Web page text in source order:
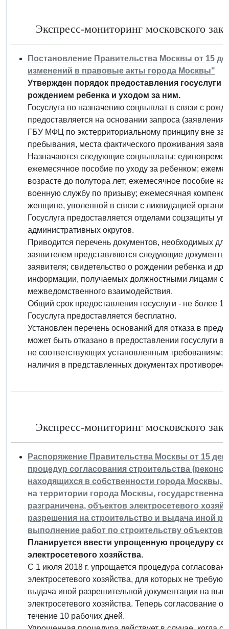
Экспресс-мониторинг московского
Постановление Правительства Москвы от 15
изменений в правовые акты города Москвы"
Утвержден порядок предоставления госуслуги
рождением ребенка и уходом за ним.
Госуслуга по назначению соцвыплат в связи с
предоставляется на основании запроса
ГБУ МФЦ по экстерриториальному принципу вне
пребывания, места фактического проживания
Назначаются следующие соцвыплаты:
ежемесячное пособие по уходу за ребенком;
возрасте до полутора лет; ежемесячное пособие
военную службу по призыву; ежемесячная
женщине, уволенной в связи с ликвидацией
Госуслуга предоставляется отделами соцзащиты
административных округов.
Приводится перечень документов, необходимых
заявителем представляются следующие
заявителя; свидетельство о рождении ребенка и
информации, получаемых должностными лицами
межведомственного взаимодействия.
Общий срок предоставления госуслуги - не более
Госуслуга предоставляется бесплатно.
Установлен перечень оснований для отказа в
может быть отказано в предоставлении госуслуги
не соответствующих установленным требованиям;
наличия в представленных документах
Экспресс-мониторинг московского
Распоряжение Правительства Москвы от 15
процедур согласования строительства
находящихся в собственности города Москвы,
на территории города Москвы,
разграничена, объектов электросетевого
разрешения на строительство и выдача иной
выполнение работ по строительству объектов
Планируется ввести упрощенную процедуру
электросетевого хозяйства.
С 1 июля 2018 г. упрощается процедура
электросетевого хозяйства, для которых не
выдача иной разрешительной документации на
электросетевого хозяйства. Теперь согласование
течение 10 рабочих дней.